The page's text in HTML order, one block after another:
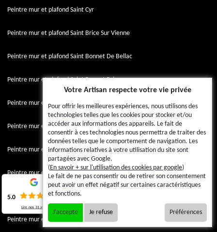
Peintre mur et plafond Saint Cyr
Peintre mur et plafond Saint Brice Sur Vienne
Peintre mur et plafond Saint Bonnet De Bellac
Peintre mur et plafond Saint Bonnet Briance
Peintre mur et plafond Saint Bazile
Peintre mur et plafond Saint Barbant
Peintre mur et plafond Saint Auvent
Peintre mur et plafond Sainte Anne Saint Priest
Peintre mur et plafond Saint Amand Magnazeix
Peintre mur et plafond Saint Amand Le Petit
Votre Artisan respecte votre vie privée
Pour offrir les meilleures expériences, nous utilisons des
technologies telles que les cookies pour stocker et/ou
accéder aux informations des appareils. Le fait de
consentir à ces technologies nous permettra de traiter des
données telles que le comportement de navigation. Les
informations relatives à votre utilisation du site sont
partagées avec Google.
(En savoir + sur l'utilisation des cookies par google)
Le fait de ne pas consentir ou de retirer son consentement
peut avoir un effet négatif sur certaines caractéristiques
et fonctions.
J'accepte Je refuse Préférences
5.0
Lire nos 31 avis